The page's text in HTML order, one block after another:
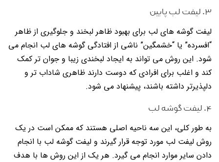
۳. لیفت لب پایین
لیفت گوشه های لب برای بهبود ظاهر لبخند و جلوگیری از ظاهر
“افسرده” یا “خشمگین” ناشی از افتادگی گوشه های لب انجام می
شود. این روش می تواند به ایجاد لبخندی زیبا و جوان تر کمک
کند و اغلب برای افرادی که دوست دارند ظاهری شاداب تر و
دلپذیرتر داشته باشند، پیشنهاد می شود.
۴. لیفت گوشه لب
به طور کلی، این سه ناحیه اصلی هستند که ممکن است در یک
روش لیفت لب مورد توجه قرار گیرند و لیفت گوشه لب با انجام
دادن سایر موارد انجام می گیرد. هر یک از این روش ها با هدف